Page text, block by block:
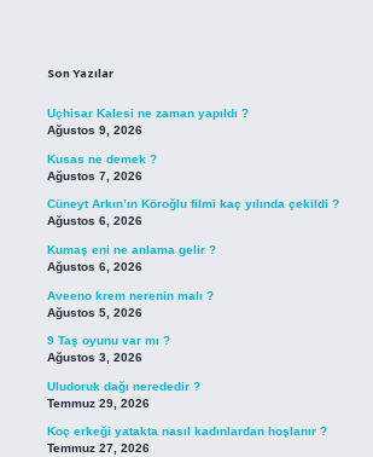
Son Yazılar
Uçhisar Kalesi ne zaman yapıldı ?
Ağustos 9, 2026
Kusas ne demek ?
Ağustos 7, 2026
Cüneyt Arkın’ın Köroğlu filmi kaç yılında çekildi ?
Ağustos 6, 2026
Kumaş eni ne anlama gelir ?
Ağustos 6, 2026
Aveeno krem nerenin malı ?
Ağustos 5, 2026
9 Taş oyunu var mı ?
Ağustos 3, 2026
Uludoruk dağı nerededir ?
Temmuz 29, 2026
Koç erkeği yatakta nasıl kadınlardan hoşlanır ?
Temmuz 27, 2026